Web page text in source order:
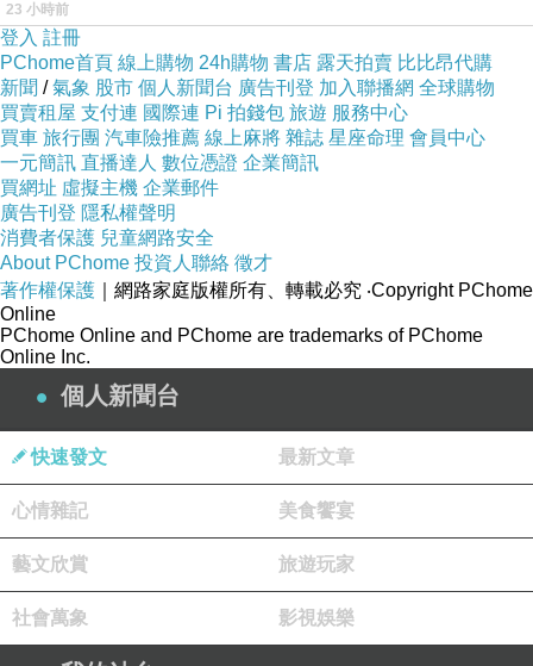
屏東縣信託貸款 何謂信貸房貸利率多少免費諮詢
試算 農地信貸代償缺錢急用哪裡借錢
23 小時前
登入 註冊
PChome首頁 線上購物 24h購物 書店 露天拍賣 比比昂代購
新聞 /氣象 股市 個人新聞台 廣告刊登 加入聯播網 全球購物
買賣租屋 支付連 國際連 Pi 拍錢包 旅遊 服務中心
買車 旅行團 汽車險推薦 線上麻將 雜誌 星座命理 會員中心
一元簡訊 直播達人 數位憑證 企業簡訊
買網址 虛擬主機 企業郵件
廣告刊登 隱私權聲明
消費者保護 兒童網路安全
About PChome 投資人聯絡 徵才
著作權保護 ｜網路家庭版權所有、轉載必究 ‧Copyright PChome
Online
PChome Online and PChome are trademarks of PChome
Online Inc.
個人新聞台
快速發文 最新文章
心情雜記 美食饗宴
藝文欣賞 旅遊玩家
社會萬象 影視娛樂